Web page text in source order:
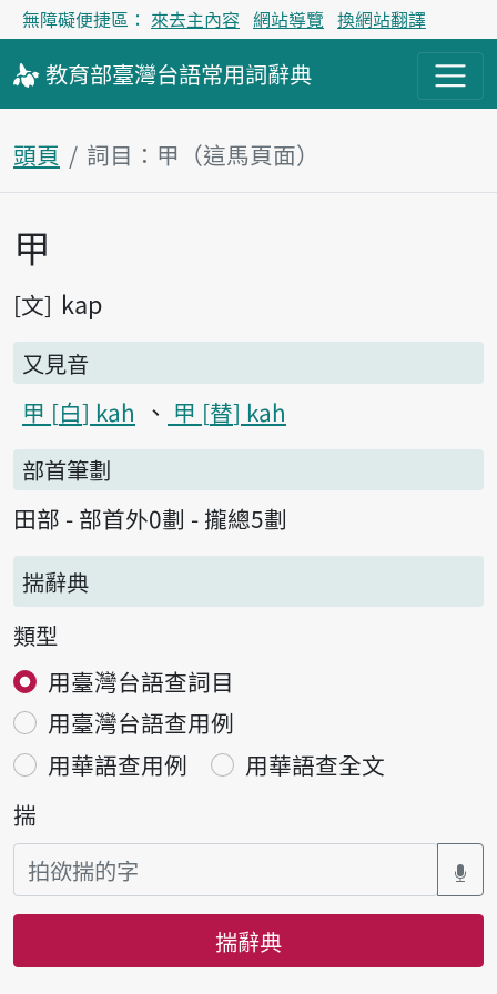
無障礙便捷區： 來去主內容 網站導覽 換網站翻譯
教育部臺灣台語常用詞辭典
頭頁 詞目：甲（這馬頁面）
主內容區
甲
文 kap
又見音
甲 白 kah 甲 替 kah
部首筆劃
田部 - 部首外0劃 - 攏總5劃
揣辭典
類型
用臺灣台語查詞目
用臺灣台語查用例
用華語查用例
用華語查全文
揣
揣辭典